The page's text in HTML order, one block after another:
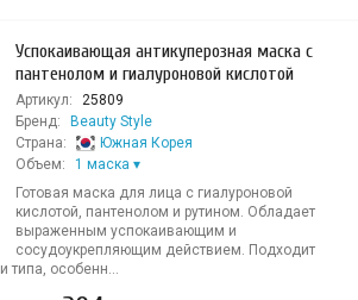
Успокаивающая антикуперозная маска с
пантенолом и гиалуроновой кислотой
Артикул:
25809
Бренд:
Beauty Style
Страна:
Южная Корея
Объем:
1 маска
Готовая маска для лица с гиалуроновой
кислотой, пантенолом и рутином. Обладает
выраженным успокаивающим и
сосудоукрепляющим действием. Подходит
типа, особенн...